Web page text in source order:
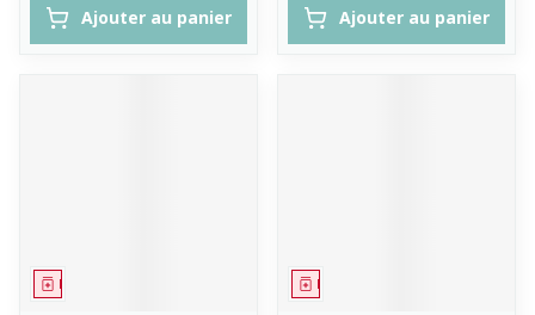
Ajouter au panier Ajouter au panier
Médicament Médicament